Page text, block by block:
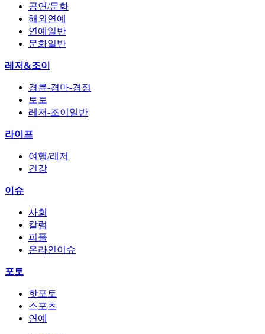
공연/문화
해외연예
연예일반
문화일반
레저&조이
경륜-경마-경정
토토
레저-조이일반
라이프
여행/레저
건강
이슈
사회
칼럼
피플
온라인이슈
포토
핫포토
스포츠
연예